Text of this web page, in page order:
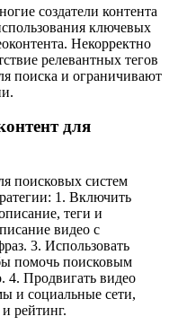
создатели контента
ключевых
Некорректно
релевантных тегов
поиска и ограничивают
для
поисковых систем
1. Включить
теги и
видео с
3. Использовать
помочь поисковым
4. Продвигать видео
и социальные сети,
рейтинг.